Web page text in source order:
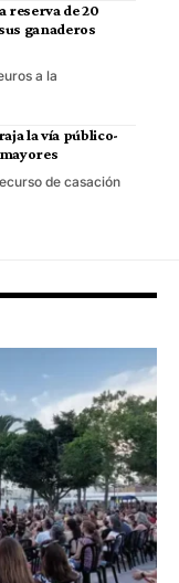
reserva de 20
ganaderos
a la
la vía público-
de casación